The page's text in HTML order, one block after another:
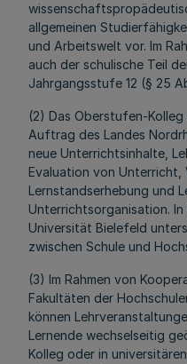
allgemeinen
und Arbeitswelt vor. Im
auch der schulische Teil
Jahrgangsstufe 12 (§ 25
(2) Das Oberstufen-
Auftrag des Landes
neue Unterrichtsinhalte,
Evaluation von Unterricht,
Lernstandserhebung und
Unterrichtsorganisation.
Universität Bielefeld
zwischen Schule und
(3) Im Rahmen von
Fakultäten der
können
Lernende wechselseitig
Kolleg oder in